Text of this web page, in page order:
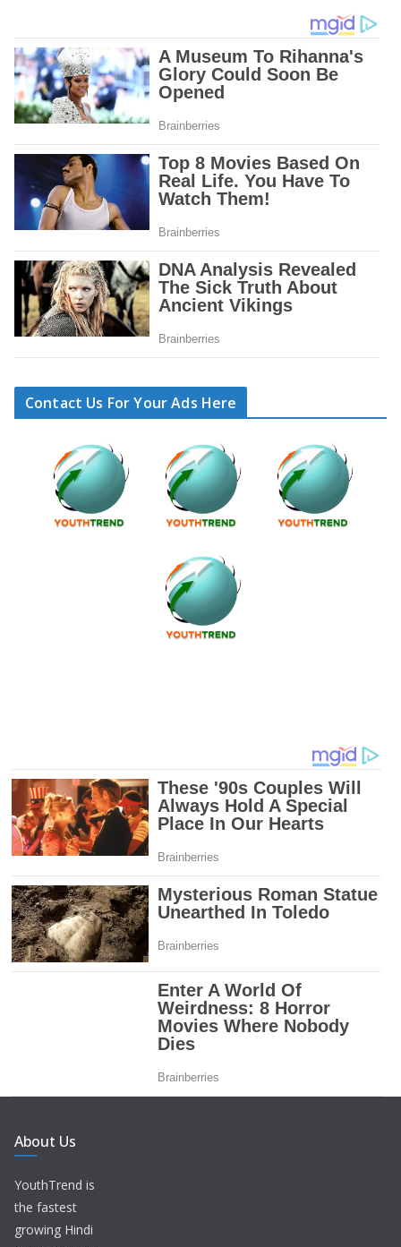
Contact Us For Your Ads Here
About Us
YouthTrend is
the fastest
growing Hindi